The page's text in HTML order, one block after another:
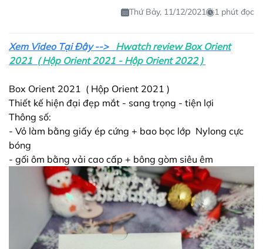
Thứ Bảy, 11/12/2021 1 phút đọc
Xem Video Tại Đây --> Hwatch review Box Orient
2021 ( Hộp Orient 2021 - Hộp Orient 2022 )
Box Orient 2021 ( Hộp Orient 2021 )
Thiết kế hiện đại đẹp mắt - sang trọng - tiện lợi
Thông số:
- Vỏ làm bằng giấy ép cứng + bao bọc lớp Nylong cực
bóng
- gối ôm bằng vải cao cấp + bông gòm siêu êm